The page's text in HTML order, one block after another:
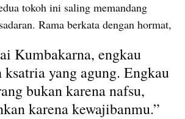
tokoh ini saling memandang
Rama berkata dengan hormat,
ksatria yang agung. Engkau
bukan karena nafsu,
karena kewajibanmu.”